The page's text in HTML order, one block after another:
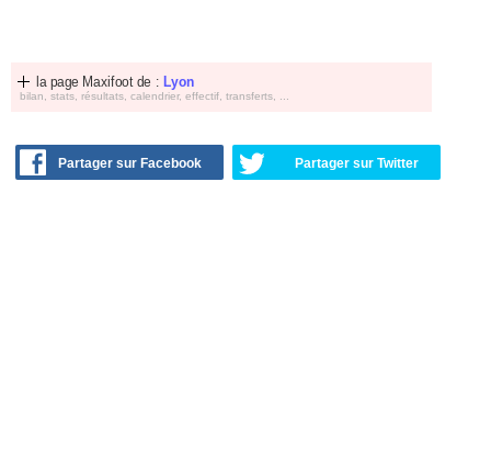
la page Maxifoot de : Lyon
bilan, stats, résultats, calendrier, effectif, transferts, ...
Partager sur Facebook Partager sur Twitter